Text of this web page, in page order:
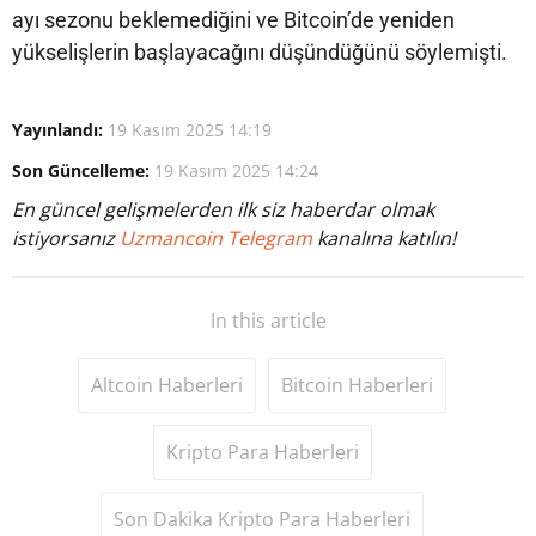
ayı sezonu beklemediğini ve Bitcoin’de yeniden
yükselişlerin başlayacağını düşündüğünü söylemişti.
Yayınlandı: 19 Kasım 2025 14:19
Son Güncelleme: 19 Kasım 2025 14:24
En güncel gelişmelerden ilk siz haberdar olmak
istiyorsanız Uzmancoin Telegram kanalına katılın!
In this article
Altcoin Haberleri Bitcoin Haberleri
Kripto Para Haberleri
Son Dakika Kripto Para Haberleri